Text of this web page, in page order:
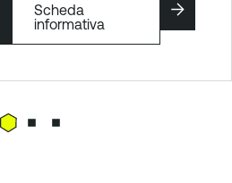
Scheda
informativa